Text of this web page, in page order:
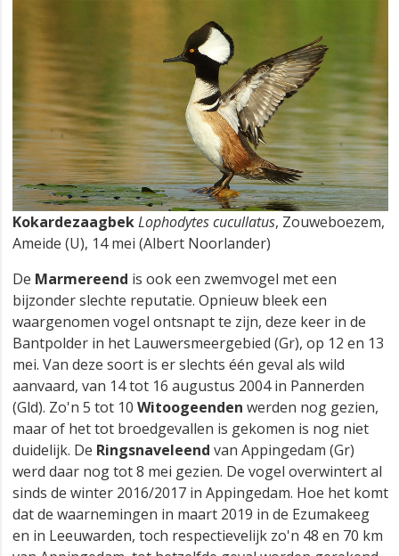
KokardezaagbekLophodytes cucullatus, Zouweboezem,
Ameide (U), 14 mei (Albert Noorlander)
De Marmereend is ook een zwemvogel met een
bijzonder slechte reputatie. Opnieuw bleek een
waargenomen vogel ontsnapt te zijn, deze keer in de
Bantpolder in het Lauwersmeergebied (Gr), op 12 en 13
mei. Van deze soort is er slechts één geval als wild
aanvaard, van 14 tot 16 augustus 2004 in Pannerden
(Gld). Zo'n 5 tot 10 Witoogeenden werden nog gezien,
maar of het tot broedgevallen is gekomen is nog niet
duidelijk. De Ringsnaveleend van Appingedam (Gr)
werd daar nog tot 8 mei gezien. De vogel overwintert al
sinds de winter 2016/2017 in Appingedam. Hoe het komt
dat de waarnemingen in maart 2019 in de Ezumakeeg
en in Leeuwarden, toch respectievelijk zo'n 48 en 70 km